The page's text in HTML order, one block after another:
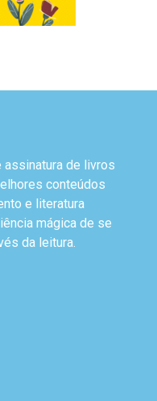
assinatura de livros
conteúdos
e literatura
mágica de se
da leitura.